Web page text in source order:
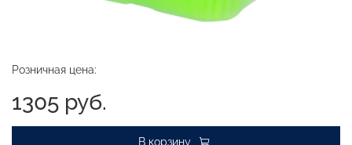
Розничная цена:
1305 руб.
В корзину